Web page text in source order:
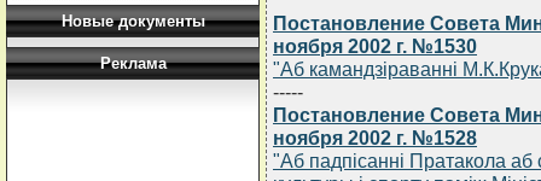
Новые документы
Реклама
Постановление Совета
ноября 2002 г. №1530
"Аб камандзiраваннi
-----
Постановление Совета
ноября 2002 г. №1528
"Аб падпiсаннi Пратакола аб